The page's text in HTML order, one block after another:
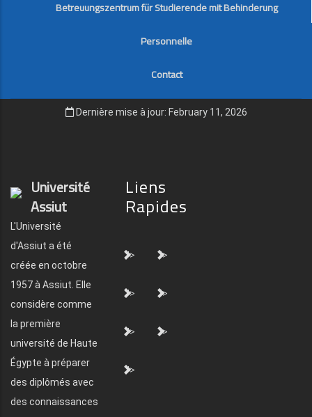
Betreuungszentrum für Studierende mit Behinderung
Personnelle
Contact
Dernière mise à jour: February 11, 2026
Université
Assiut
L'Université
d'Assiut a été
créée en octobre
1957 à Assiut. Elle
considère comme
la première
université de Haute
Égypte à préparer
des diplômés avec
des connaissances
Liens
Rapides
"> ">
"> ">
"> ">
">